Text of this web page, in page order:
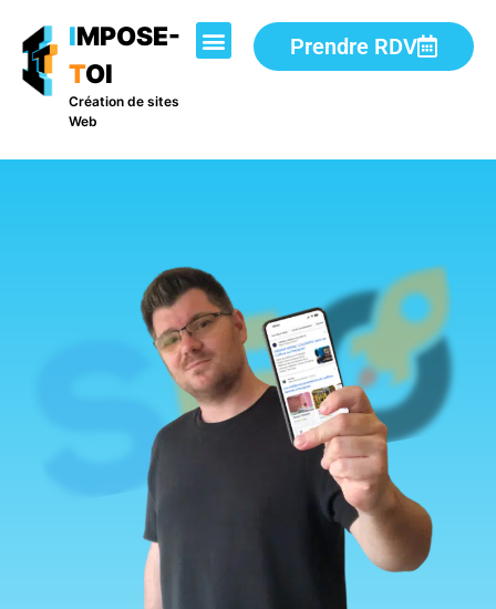
IMPOSE-
TOI
Création de sites
Web
Prendre RDV